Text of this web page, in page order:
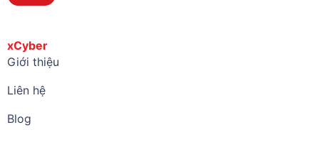
xCyber
Giới thiệu
Liên hệ
Blog